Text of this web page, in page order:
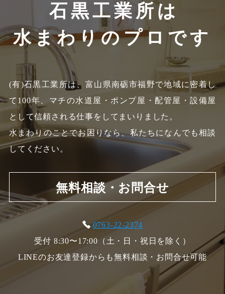
石黒工業所は
水まわりのプロです
(有)石黒工業所は、富山県南砺市福野で地域に密着し
て100年、 マチの水道屋・ポンプ屋・配管屋・設備屋
として信頼される仕事をしてまいりました。
水まわりのことでお困りなら、私たちになんでも相談
してください。
無料相談・お問合せ
0763-22-2374
受付 8:30〜17:00（土・日・祝日を除く）
LINEのお友達登録からも無料相談・お問合せ可能